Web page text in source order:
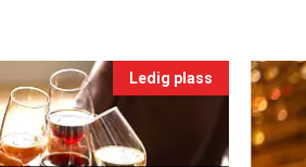
Ledig plass